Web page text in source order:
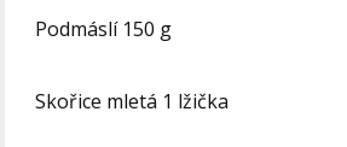
Podmáslí 150 g
Skořice mletá 1 lžička